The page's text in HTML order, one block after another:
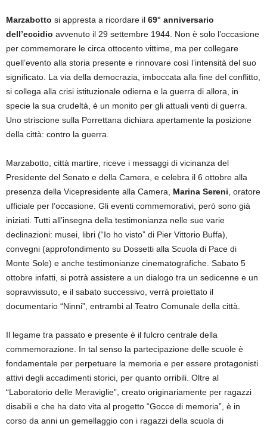
Marzabotto si appresta a ricordare il 69° anniversario
dell’eccidio avvenuto il 29 settembre 1944. Non è solo l’occasione
per commemorare le circa ottocento vittime, ma per collegare
quell’evento alla storia presente e rinnovare così l’intensità del suo
significato. La via della democrazia, imboccata alla fine del conflitto,
si collega alla crisi istituzionale odierna e la guerra di allora, in
specie la sua crudeltà, è un monito per gli attuali venti di guerra.
Uno striscione sulla Porrettana dichiara apertamente la posizione
della città: contro la guerra.
Marzabotto, città martire, riceve i messaggi di vicinanza del
Presidente del Senato e della Camera, e celebra il 6 ottobre alla
presenza della Vicepresidente alla Camera, Marina Sereni , oratore
ufficiale per l’occasione. Gli eventi commemorativi, però sono già
iniziati. Tutti all’insegna della testimonianza nelle sue varie
declinazioni: musei, libri (“Io ho visto” di Pier Vittorio Buffa),
convegni (approfondimento su Dossetti alla Scuola di Pace di
Monte Sole) e anche testimonianze cinematografiche. Sabato 5
ottobre infatti, si potrà assistere a un dialogo tra un sedicenne e un
sopravvissuto, e il sabato successivo, verrà proiettato il
documentario “Ninni”, entrambi al Teatro Comunale della città.
Il legame tra passato e presente è il fulcro centrale della
commemorazione. In tal senso la partecipazione delle scuole è
fondamentale per perpetuare la memoria e per essere protagonisti
attivi degli accadimenti storici, per quanto orribili. Oltre al
“Laboratorio delle Meraviglie”, creato originariamente per ragazzi
disabili e che ha dato vita al progetto “Gocce di memoria”, è in
corso da anni un gemellaggio con i ragazzi della scuola di